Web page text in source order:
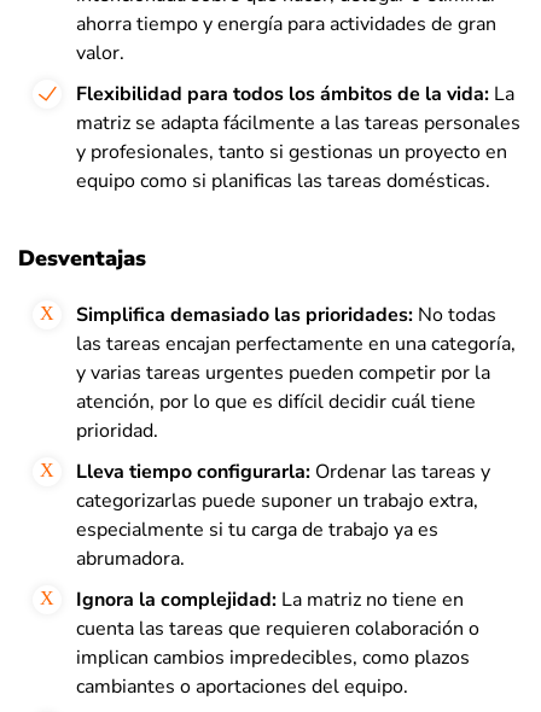
ahorra tiempo y energía para actividades de gran
valor.
Flexibilidad para todos los ámbitos de la vida: La
matriz se adapta fácilmente a las tareas personales
y profesionales, tanto si gestionas un proyecto en
equipo como si planificas las tareas domésticas.
Desventajas
Simplifica demasiado las prioridades: No todas
las tareas encajan perfectamente en una categoría,
y varias tareas urgentes pueden competir por la
atención, por lo que es difícil decidir cuál tiene
prioridad.
Lleva tiempo configurarla: Ordenar las tareas y
categorizarlas puede suponer un trabajo extra,
especialmente si tu carga de trabajo ya es
abrumadora.
Ignora la complejidad: La matriz no tiene en
cuenta las tareas que requieren colaboración o
implican cambios impredecibles, como plazos
cambiantes o aportaciones del equipo.